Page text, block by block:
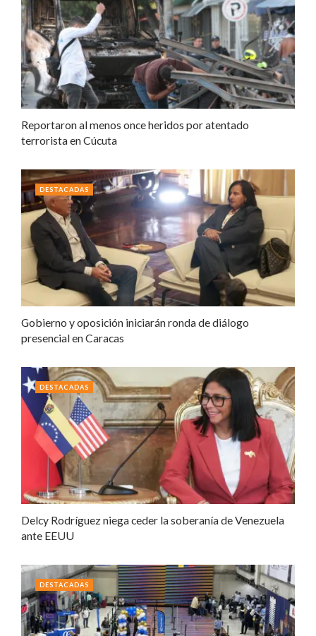
Reportaron al menos once heridos por atentado
terrorista en Cúcuta
Gobierno y oposición iniciarán ronda de diálogo
presencial en Caracas
DESTACADAS
Delcy Rodríguez niega ceder la soberanía de Venezuela
ante EEUU
DESTACADAS
DESTACADAS